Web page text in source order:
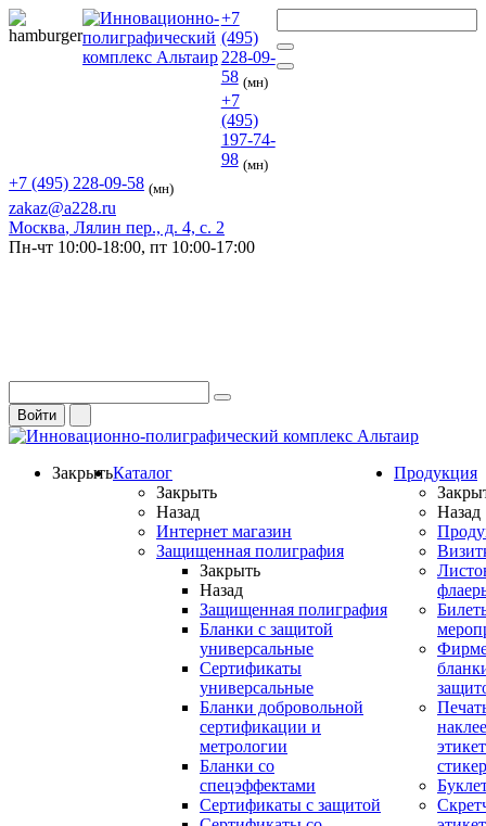
+7
(495)
228-09-
58 (мн)
+7
(495)
197-74-
98 (мн)
+7 (495) 228-09-58 (мн)
zakaz@a228.ru
Москва, Лялин пер., д. 4, с. 2
Пн-чт 10:00-18:00, пт 10:00-17:00
Войти
ЗакрытьКаталог
Закрыть
Назад
Интернет магазин
Защищенная полиграфия
Закрыть
Назад
Защищенная полиграфия
Бланки с защитой
универсальные
Сертификаты
универсальные
Бланки добровольной
сертификации и
метрологии
Бланки со
спецэффектами
Сертификаты с защитой
Продукция
Назад